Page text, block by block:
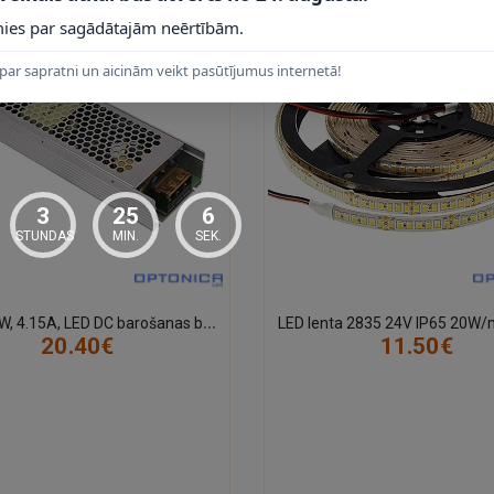
2
4V, 100W, 4.15A, LED DC barošanas bloks, metāla korp., IP20
20.40€
11.50€
par sagādātajām neērtībām.
sapratni un aicinām veikt pasūtījumus internetā!
3
STUNDAS
25
MIN.
5
SEK.